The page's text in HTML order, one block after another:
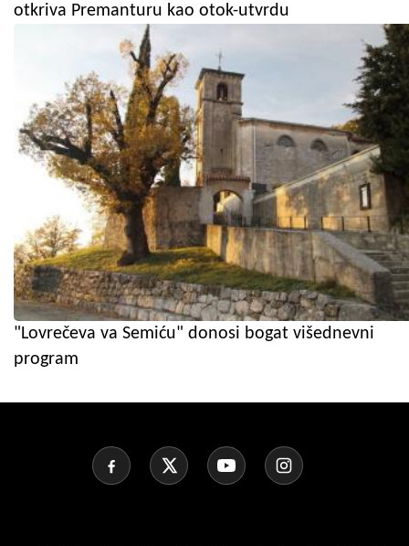
otkriva Premanturu kao otok-utvrdu
"Lovrečeva va Semiću" donosi bogat višednevni
program